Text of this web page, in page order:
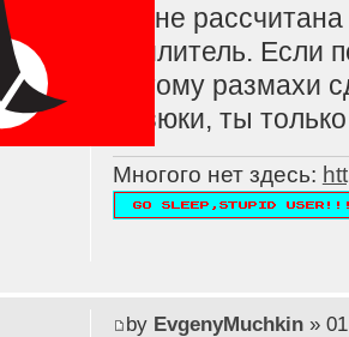
TS не
усилитель. Если
потому размахи
резюки, ты
Многого нет здесь:
by EvgenyMuchkin» 01